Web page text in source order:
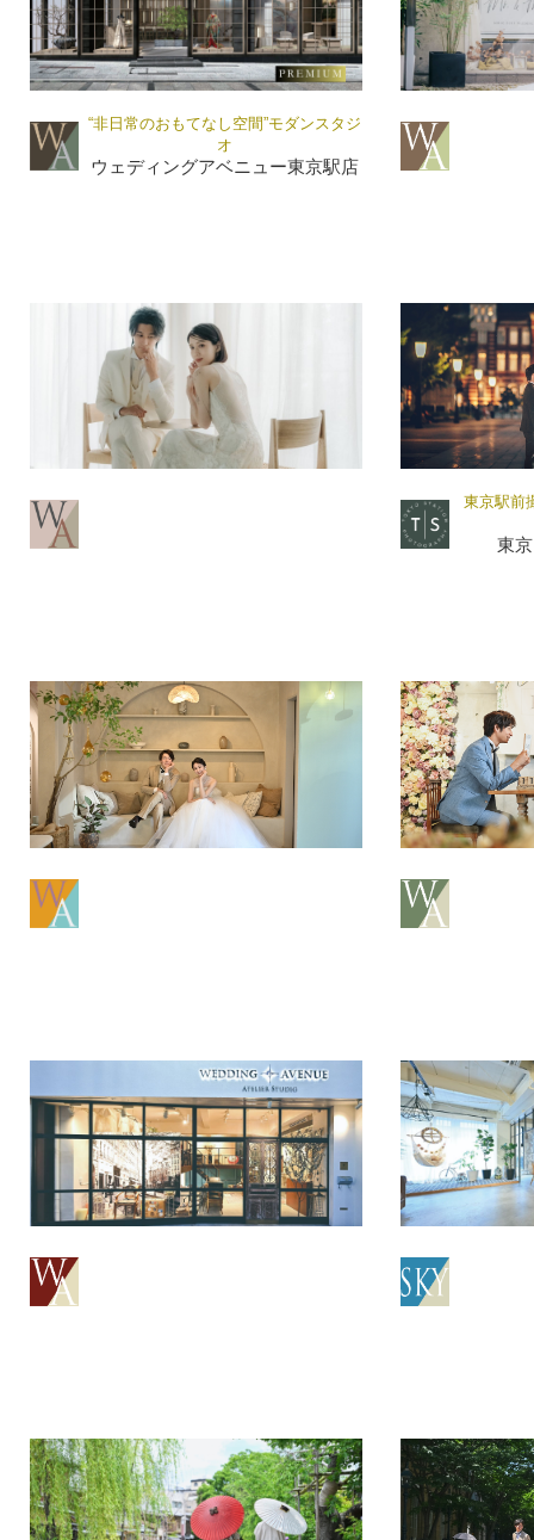
“非日常のおもてなし空間”モダンスタジ
オ
ウェディングアベニュー東京駅店
東京駅前
東